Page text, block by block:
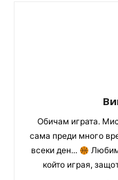
Обичам играта.
сама преди много
всеки ден...
Любим
който играя,